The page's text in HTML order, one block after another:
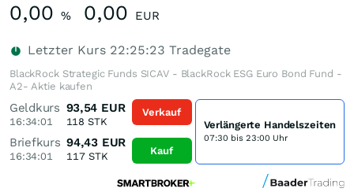
0,00 % 0,00 EUR
Letzter Kurs 22:25:23 Tradegate
BlackRock Strategic Funds SICAV - BlackRock ESG Euro Bond Fund -
A2- Aktie kaufen
Geldkurs
16:34:01
93,54 EUR
118 STK
Briefkurs
16:34:01
94,43 EUR
117STK
Verkauf
Kauf
Verlängerte Handelszeiten
07:30 bis 23:00 Uhr